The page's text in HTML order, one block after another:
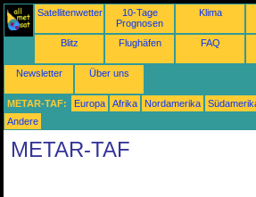
Satellitenwetter
10-Tage
Prognosen
Klima
Blitz Flughäfen FAQ
Newsletter Über uns
METAR-TAF: Europa Afrika Nordamerika
Andere
METAR-TAF